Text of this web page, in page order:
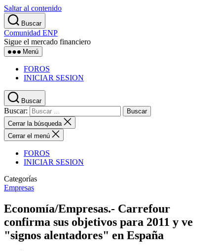
Saltar al contenido
Buscar
Comunidad ENP
Sigue el mercado financiero
Menú
FOROS
INICIAR SESION
Buscar
Buscar:
Cerrar la búsqueda
Cerrar el menú
FOROS
INICIAR SESION
Categorías
Empresas
Economía/Empresas.- Carrefour
confirma sus objetivos para 2011 y ve
"signos alentadores" en España